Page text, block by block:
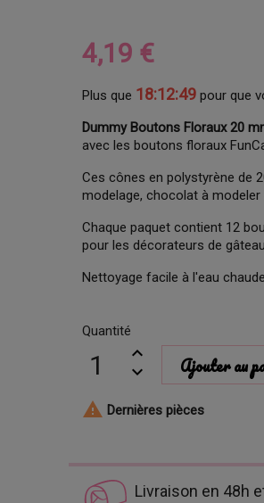
4,19 €
Plus que 18:12:48 pour que
Dummy Boutons Floraux 20
avec les boutons floraux
Ces cônes en polystyrène de
modelage, chocolat à
Chaque paquet contient 12
pour les décorateurs de
Nettoyage facile à l'eau
Quantité
Ajouter au
 Dernières pièces
Livraison en 48h